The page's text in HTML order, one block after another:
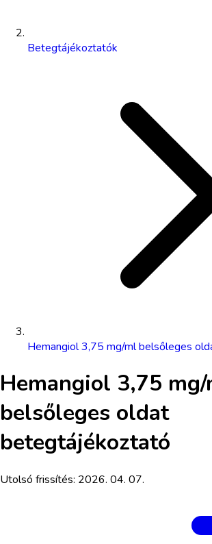
Betegtájékoztatók
Hemangiol 3,75 mg/ml belsőleges
Hemangiol 3,75
belsőleges oldat
betegtájékoztató
Utolsó frissítés: 2026. 04. 07.